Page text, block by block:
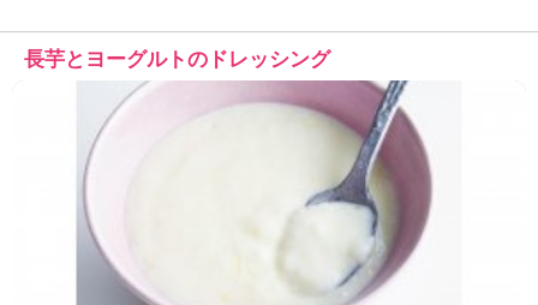
長芋とヨーグルトのドレッシング